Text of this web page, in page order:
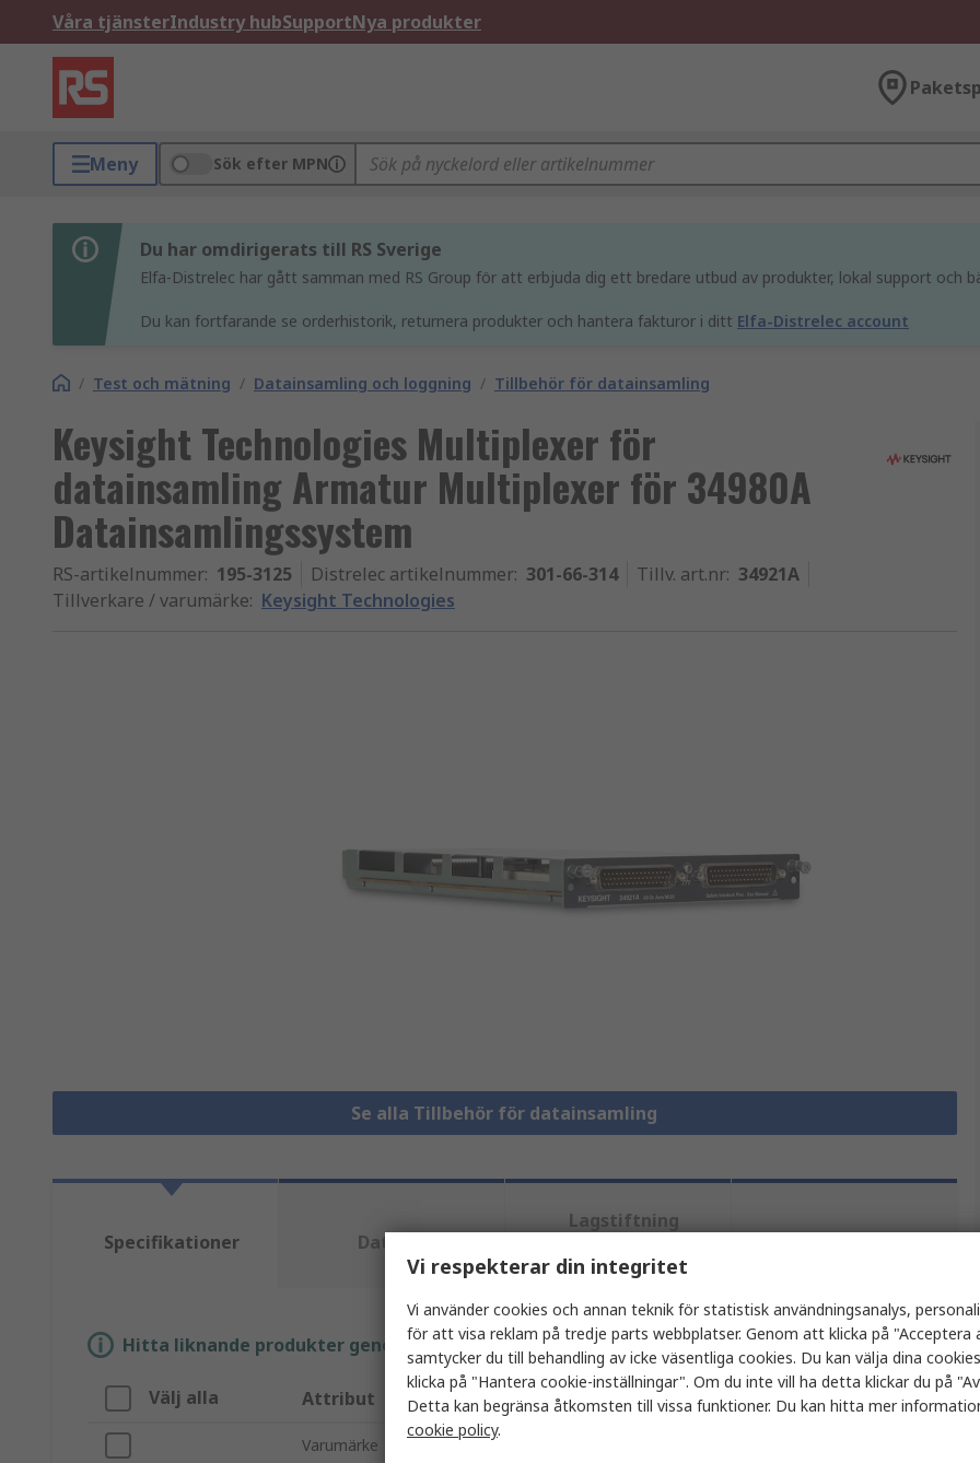
Våra tjänsterIndustry hubSupportNya produkter
Meny Sök efter MPN
Du har omdirigerats till RS Sverige
Elfa-Distrelec har gått samman med RS Group för att erbjuda dig ett bredare utbud av produkter, lokal support och
Du kan fortfarande se orderhistorik, returnera produkter och hantera fakturor i ditt Elfa-Distrelec account
/ Test och mätning / Datainsamling och loggning / Tillbehör för datainsamling
Keysight Technologies Multiplexer för
datainsamling Armatur Multiplexer för 34980A
Datainsamlingssystem
RS-artikelnummer: 195-3125 Distrelec artikelnummer: 301-66-314 Tillv. art.nr: 34921A
Tillverkare / varumärke: Keysight Technologies
Se alla Tillbehör för datainsamling
Specifikationer Datablad
Lagstiftning
ursprungsland
Hitta liknande produkter genom att välja ett eller flera attribut.
Välj alla Attribut Värde
Varumärke
Vi respekterar din integritet
Vi använder cookies och annan teknik för statistisk användningsanalys,
för att visa reklam på tredje parts webbplatser. Genom att klicka på "Acceptera
samtycker du till behandling av icke väsentliga cookies. Du kan välja dina
klicka på "Hantera cookie-inställningar". Om du inte vill ha detta klickar du på
Detta kan begränsa åtkomsten till vissa funktioner. Du kan hitta mer
cookie policy.